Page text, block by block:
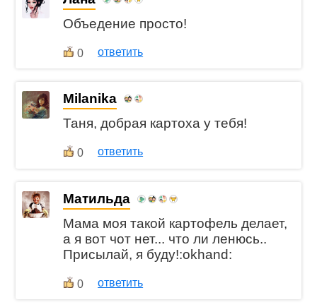
Объедение просто!
0 ответить
Milanika
Таня, добрая картоха у тебя!
0 ответить
Матильда
Мама моя такой картофель делает,
а я вот чот нет... что ли ленюсь..
Присылай, я буду!:okhand:
0 ответить